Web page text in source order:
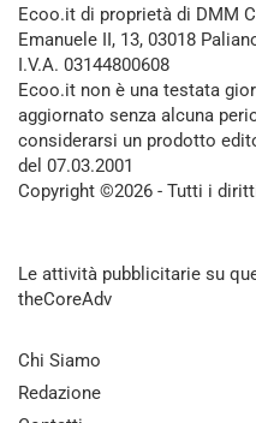
Ecoo.it di proprietà di DMM
Emanuele II, 13, 03018
I.V.A. 03144800608
Ecoo.it non è una testata
aggiornato senza alcuna
considerarsi un prodotto
del 07.03.2001
Copyright ©2026 - Tutti i
Le attività pubblicitarie su
theCoreAdv
Chi Siamo
Redazione